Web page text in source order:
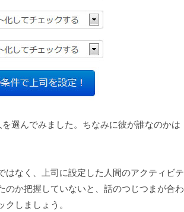
選んでみました。ちなみに彼が誰なのかは
はなく、上司に設定した人間のアクティビテ
のか把握していないと、話のつじつまが合わ
しましょう。